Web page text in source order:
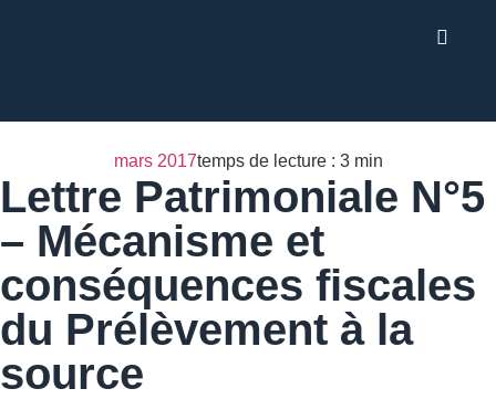
mars 2017temps de lecture : 3 min
Lettre Patrimoniale N°5
– Mécanisme et
conséquences fiscales
du Prélèvement à la
source